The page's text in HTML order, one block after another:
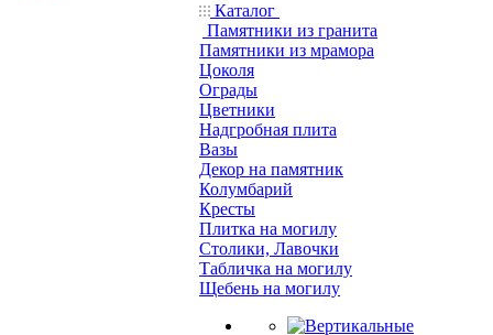
Каталог
Памятники из гранита
Памятники из мрамора
Цоколя
Ограды
Цветники
Надгробная плита
Вазы
Декор на памятник
Колумбарий
Кресты
Плитка на могилу
Столики, Лавочки
Табличка на могилу
Щебень на могилу